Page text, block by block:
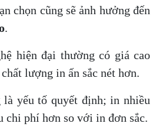
chọn cũng sẽ ảnh hưởng đến
.
hiện đại thường có giá cao
lượng in ấn sắc nét hơn.
là yếu tố quyết định; in nhiều
chi phí hơn so với in đơn sắc.